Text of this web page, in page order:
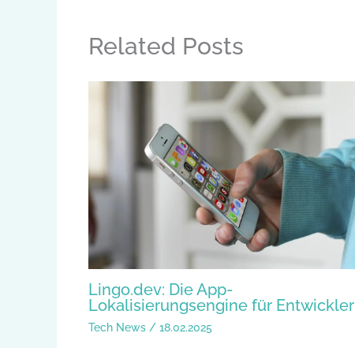
Related Posts
Lingo.dev: Die App-
Lokalisierungsengine für Entwickler
Tech News / 18.02.2025